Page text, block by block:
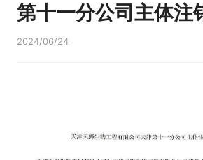
第十一分公司主体注
2024/06/24